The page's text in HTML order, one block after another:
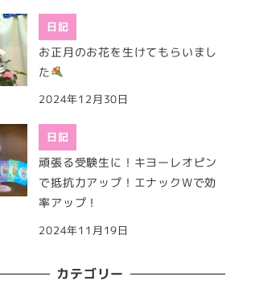
日記
お正月のお花を生けてもらいまし
た
2024年12月30日
日記
頑張る受験生に！キヨーレオピン
で抵抗力アップ！エナックWで効
率アップ！
2024年11月19日
カテゴリー